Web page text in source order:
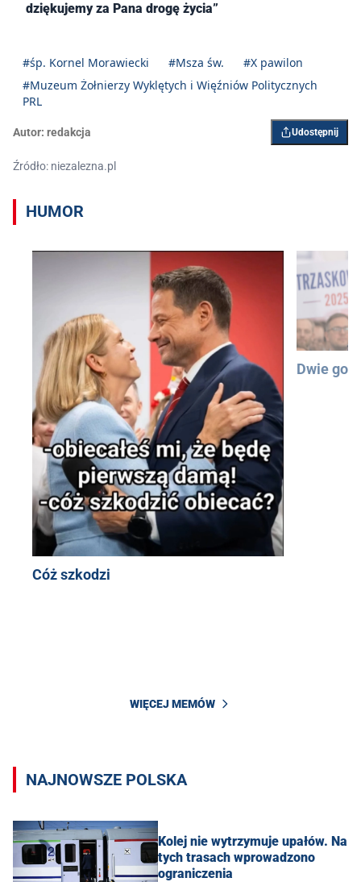
dziękujemy za Pana drogę życia”
#śp. Kornel Morawiecki #Msza św.
#X pawilon
#Muzeum Żołnierzy Wyklętych i Więźniów Politycznych
PRL
Autor: redakcja Udostępnij
Źródło: niezalezna.pl
HUMOR
Cóż szkodzi
Dwie
WIĘCEJ MEMÓW
NAJNOWSZE POLSKA
Kolej nie wytrzymuje upałów. Na
tych trasach wprowadzono
ograniczenia